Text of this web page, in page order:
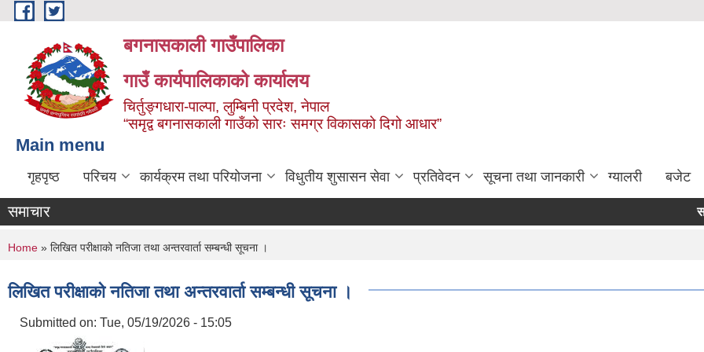
Skip to main content
बगनासकाली गाउँपालिका
गाउँ कार्यपालिकाको कार्यालय
चिर्तुङ्गधारा-पाल्पा, लुम्बिनी प्रदेश, नेपाल
“समृद्व बगनासकाली गाउँको सारः समग्र विकासको दिगो आधार”
Main menu
गृहपृष्ठ परिचय कार्यक्रम तथा परियोजना विधुतीय शुसासन सेवा प्रतिवेदन सूचना तथा जानकारी ग्यालरी बजेट
समाचार
You are here
Home » लिखित परीक्षाको नतिजा तथा अन्तरवार्ता सम्बन्धी सूचना ।
लिखित परीक्षाको नतिजा तथा अन्तरवार्ता सम्बन्धी सूचना ।
Submitted on: Tue, 05/19/2026 - 15:05